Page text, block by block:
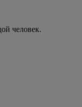
человек.